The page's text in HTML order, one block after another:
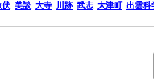
伏 美談 大寺 川跡 武志 大津町 出雲科